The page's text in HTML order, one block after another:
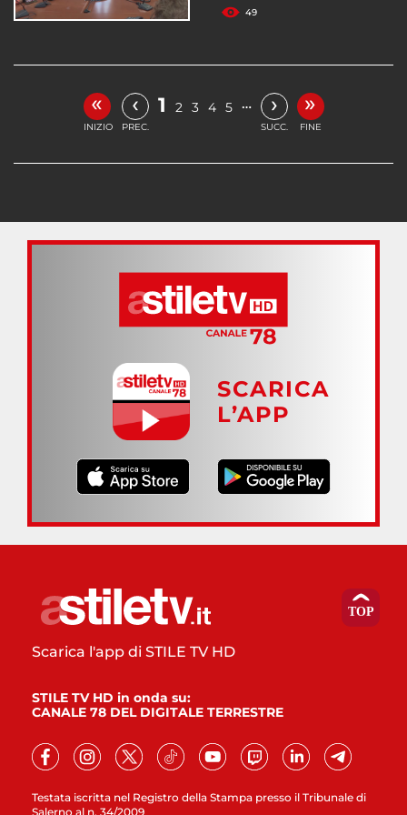
49
«
INIZIO
‹
PREC.
1 2 3 4 5 … ›
SUCC.
»
FINE
SCARICA
L’APP
Testata iscritta nel Registro della Stampa presso il Tribunale di
Salerno al n. 34/2009
Scarica l'app di STILE TV HD
STILE TV HD in onda su:
CANALE 78 DEL DIGITALE TERRESTRE